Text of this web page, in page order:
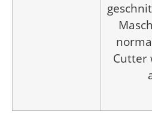
Cutter